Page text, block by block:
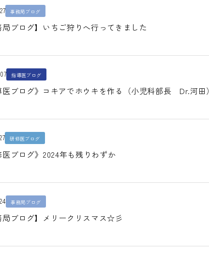
事務局ブログ
局ブログ】いちご狩りへ行ってきました
指導医ブログ
医ブログ》コキアでホウキを作る（小児科部長 Dr.河田）
研修医ブログ
医ブログ》2024年も残りわずか
事務局ブログ
局ブログ】メリークリスマス☆彡